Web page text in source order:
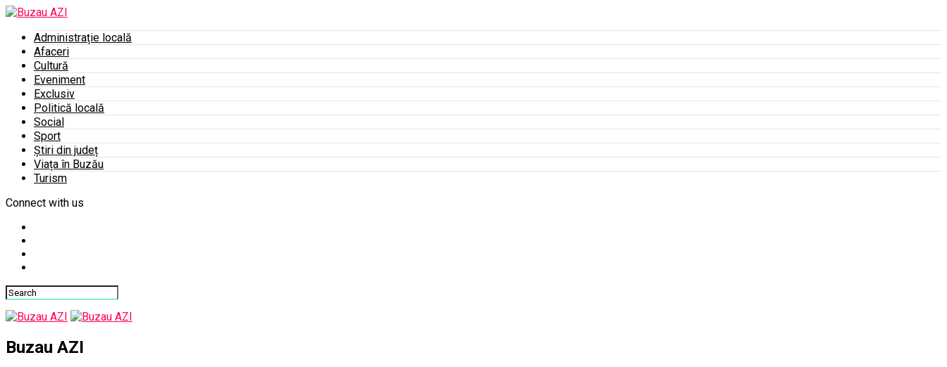
Administrație locală
Afaceri
Cultură
Eveniment
Exclusiv
Politică locală
Social
Sport
Știri din județ
Viața în Buzău
Turism
Connect with us
Buzau AZI